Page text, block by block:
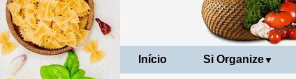
Início Si Organize▼